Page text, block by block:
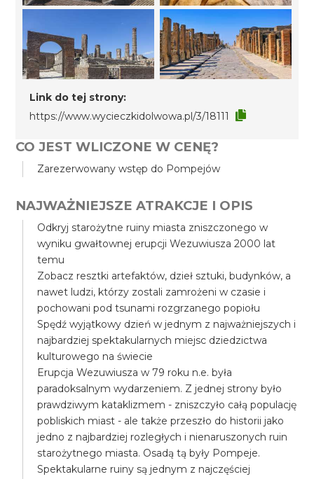
Link do tej strony:
https://www.wycieczkidolwowa.pl/3/18111
CO JEST WLICZONE W CENĘ?
Zarezerwowany wstęp do Pompejów
NAJWAŻNIEJSZE ATRAKCJE I OPIS
Odkryj starożytne ruiny miasta zniszczonego w
wyniku gwałtownej erupcji Wezuwiusza 2000 lat
temu
Zobacz resztki artefaktów, dzieł sztuki, budynków, a
nawet ludzi, którzy zostali zamrożeni w czasie i
pochowani pod tsunami rozgrzanego popiołu
Spędź wyjątkowy dzień w jednym z najważniejszych i
najbardziej spektakularnych miejsc dziedzictwa
kulturowego na świecie
Erupcja Wezuwiusza w 79 roku n.e. była
paradoksalnym wydarzeniem. Z jednej strony było
prawdziwym kataklizmem - zniszczyło całą populację
pobliskich miast - ale także przeszło do historii jako
jedno z najbardziej rozległych i nienaruszonych ruin
starożytnego miasta. Osadą tą były Pompeje.
Spektakularne ruiny są jednym z najczęściej